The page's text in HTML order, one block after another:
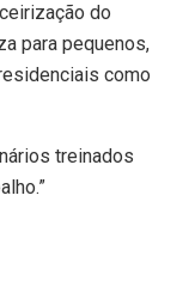
do
para pequenos,
como
treinados